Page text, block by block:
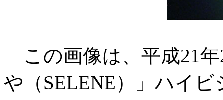
この画像は、平成21年
や（SELENE）」ハイ